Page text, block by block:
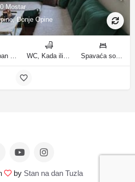
Mostar
Donje Opine
Jednosoban stan sobe WC, Kada ili tuš kupatila Spavaća soba 1: 1 krevet za jednu osobu | Dnevni boravak: 1 kauč na razvlačenje ležaja
by Stan na dan Tuzla